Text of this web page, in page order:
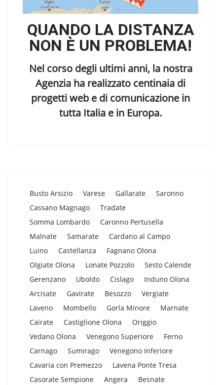
QUANDO LA DISTANZA
NON È UN PROBLEMA!
Nel corso degli ultimi anni, la nostra
Agenzia ha realizzato centinaia di
progetti web e di comunicazione in
tutta Italia e in Europa.
Busto Arsizio Varese Gallarate
Saronno
Cassano Magnago
Tradate
Somma Lombardo
Caronno Pertusella
Malnate
Samarate
Cardano al Campo
Luino
Castellanza
Fagnano Olona
Olgiate Olona
Lonate Pozzolo
Sesto Calende
Gerenzano
Uboldo Cislago
Induno Olona
Arcisate
Gavirate Besozzo
Vergiate
Laveno
Mombello Gorla Minore
Marnate
Cairate
Castiglione Olona
Origgio
Vedano Olona
Venegono Superiore
Ferno
Carnago
Sumirago
Venegono Inferiore
Cavaria con Premezzo
Lavena Ponte Tresa
Casorate Sempione
Angera
Besnate